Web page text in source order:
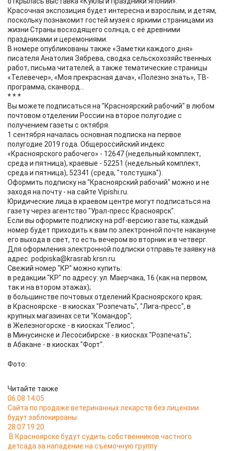
Красочная экспозиция будет интересна и взрослым, и детям,
поскольку познакомит гостей музея с яркими страницами из
жизни Страны восходящего солнца, с её древними
праздниками и церемониями.
В номере опубликованы также «Заметки каждого дня»
писателя Анатолия Зябрева, сводка сельскохозяйственных
работ, письма читателей, а также тематические страницы
«Телевечер», «Моя прекрасная дача», «Полезно знать», ТВ-
программа, сканворд...
* * *
Вы можете подписаться на "Красноярский рабочий" в любом
почтовом отделении России на второе полугодие с
получением газеты с октября.
1 сентября началась основная подписка на первое
полугодие 2019 года. Общероссийский индекс
«Красноярского рабочего» - 12647 (недельный комплект,
среда и пятница), краевые - 52251 (недельный комплект,
среда и пятница), 52341 (среда, "толстушка").
Оформить подписку на "Красноярский рабочий" можно и не
заходя на почту - на сайте Vipishi.ru.
Юридические лица в краевом центре могут подписаться на
газету через агентство "Урал-пресс Красноярск".
Если вы оформите подписку на pdf-версию газеты, каждый
номер будет приходить к вам по электронной почте накануне
его выхода в свет, то есть вечером во вторник и в четверг.
Для оформления электронной подписки отправьте заявку на
адрес: podpiska@krasrab.krsn.ru.
Свежий номер "КР" можно купить:
в редакции "КР" по адресу: ул. Маерчака, 16 (как на первом,
так и на втором этажах);
в большинстве почтовых отделений Красноярского края;
в Красноярске - в киосках "Розпечать", "Лига-пресс", в
крупных магазинах сети "Командор";
в Железногорске - в киосках "Гелиос";
в Минусинске и Лесосибирске - в киосках "Розпечать";
в Абакане - в киосках "Форт".
Фото:
Читайте также
06.08 14:05
Сайта по продаже ветеринанных лекарств без лицензии
будут заблокироаны
28.07 19:20
В Красноярске будут судить собственников частного
детсада за нападение на съёмочную группу